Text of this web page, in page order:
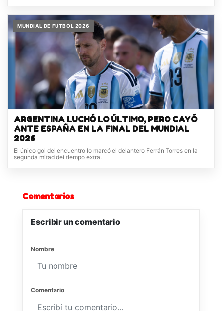
MUNDIAL DE FUTBOL 2026
ARGENTINA LUCHÓ LO ÚLTIMO, PERO CAYÓ
ANTE ESPAÑA EN LA FINAL DEL MUNDIAL
2026
El único gol del encuentro lo marcó el delantero Ferrán Torres en la
segunda mitad del tiempo extra.
Comentarios
Escribir un comentario
Nombre
Comentario